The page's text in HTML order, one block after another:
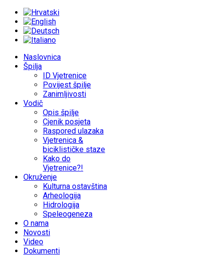
Naslovnica
Špilja
ID Vjetrenice
Povijest špilje
Zanimljivosti
Vodič
Opis špilje
Cjenik posjeta
Raspored ulazaka
Vjetrenica &
biciklističke staze
Kako do
Vjetrenice?!
Okruženje
Kulturna ostavština
Arheologija
Hidrologija
Speleogeneza
O nama
Novosti
Video
Dokumenti